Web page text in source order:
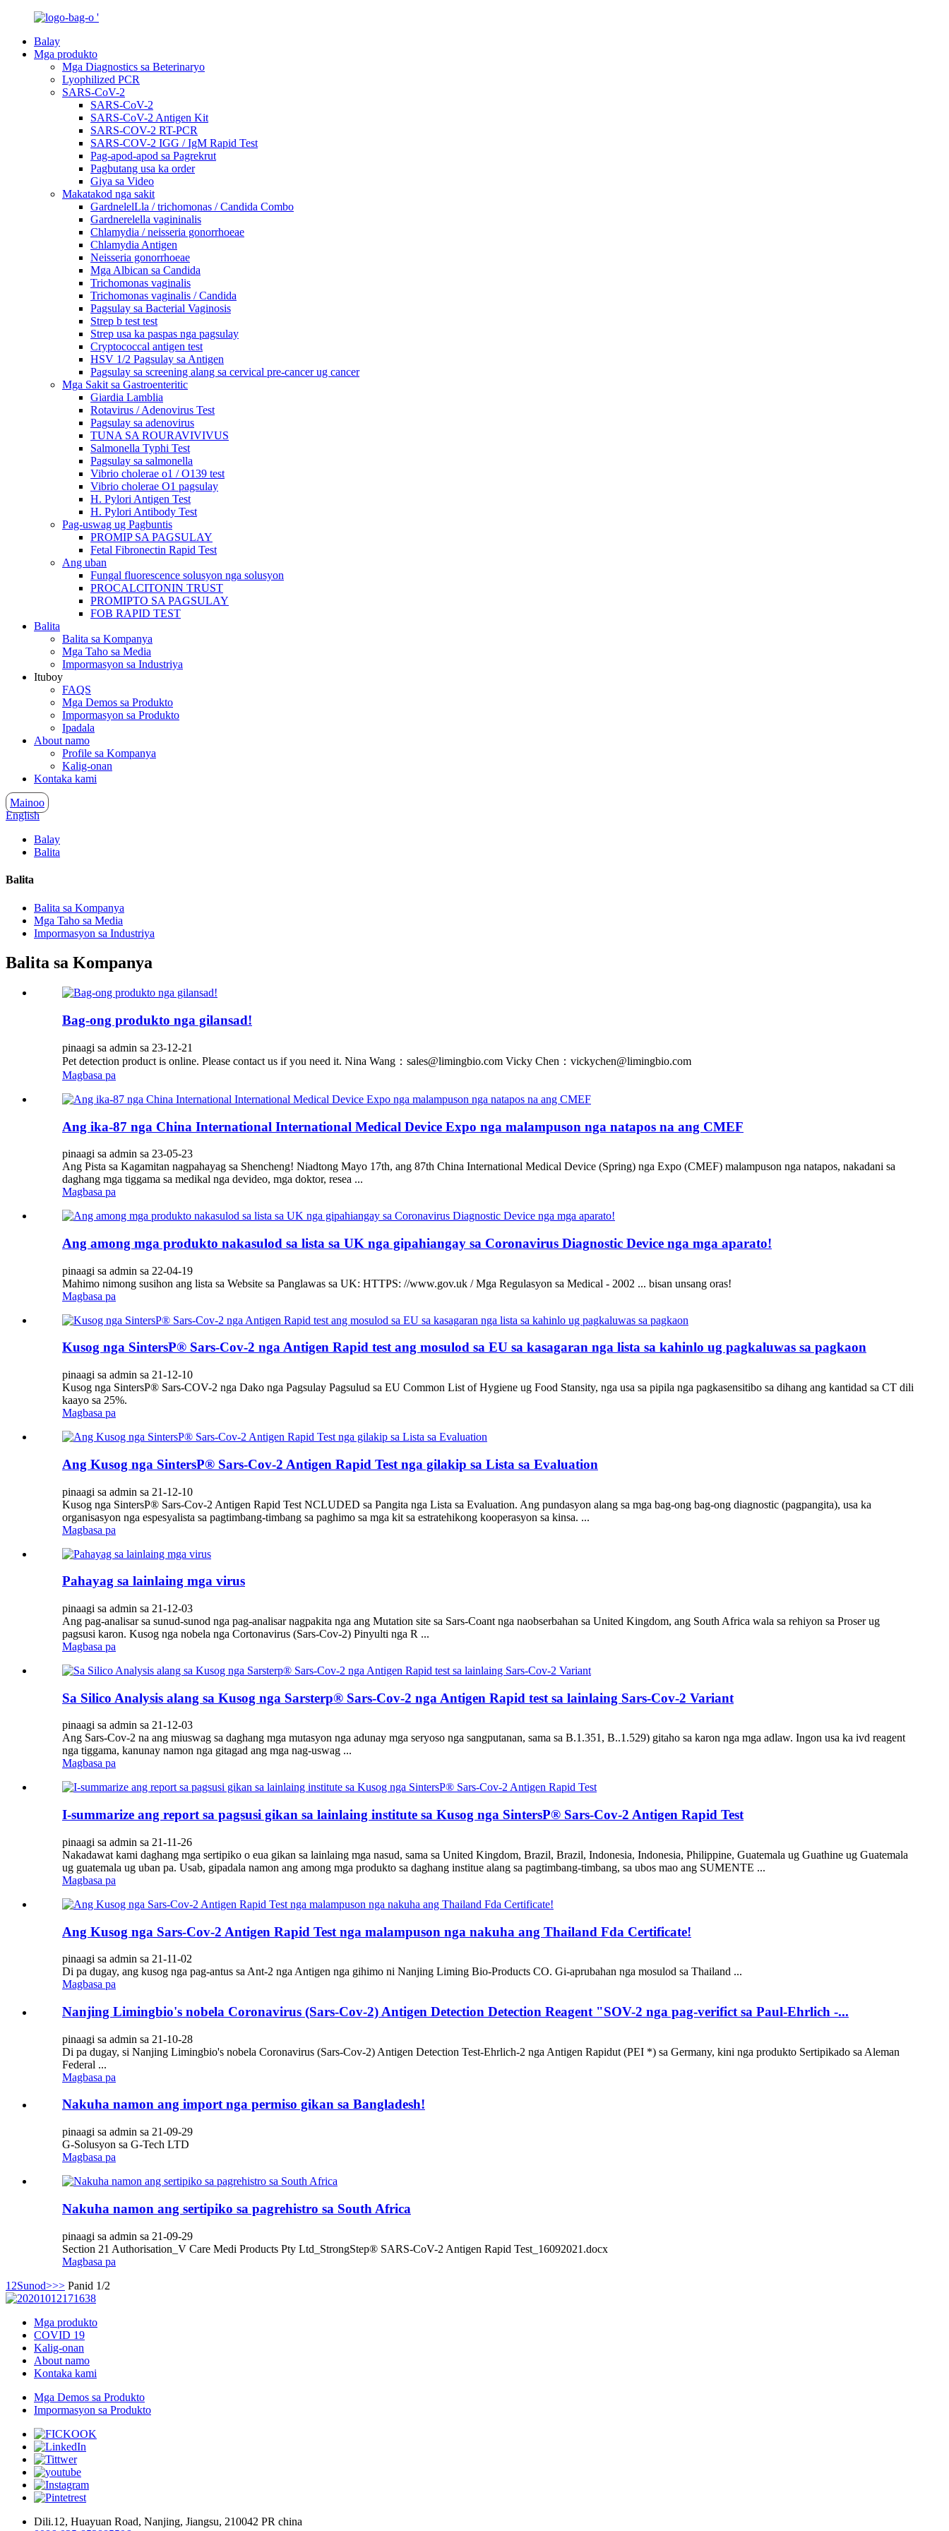
Balay
Mga produkto
Mga Diagnostics sa Beterinaryo
Lyophilized PCR
SARS-CoV-2
SARS-CoV-2
SARS-CoV-2 Antigen Kit
SARS-COV-2 RT-PCR
SARS-COV-2 IGG / IgM Rapid Test
Pag-apod-apod sa Pagrekrut
Pagbutang usa ka order
Giya sa Video
Makatakod nga sakit
GardnelelLla / trichomonas / Candida Combo
Gardnerelella vagininalis
Chlamydia / neisseria gonorrhoeae
Chlamydia Antigen
Neisseria gonorrhoeae
Mga Albican sa Candida
Trichomonas vaginalis
Trichomonas vaginalis / Candida
Pagsulay sa Bacterial Vaginosis
Strep b test test
Strep usa ka paspas nga pagsulay
Cryptococcal antigen test
HSV 1/2 Pagsulay sa Antigen
Pagsulay sa screening alang sa cervical pre-cancer ug cancer
Mga Sakit sa Gastroenteritic
Giardia Lamblia
Rotavirus / Adenovirus Test
Pagsulay sa adenovirus
TUNA SA ROURAVIVIVUS
Salmonella Typhi Test
Pagsulay sa salmonella
Vibrio cholerae o1 / O139 test
Vibrio cholerae O1 pagsulay
H. Pylori Antigen Test
H. Pylori Antibody Test
Pag-uswag ug Pagbuntis
PROMIP SA PAGSULAY
Fetal Fibronectin Rapid Test
Ang uban
Fungal fluorescence solusyon nga solusyon
PROCALCITONIN TRUST
PROMIPTO SA PAGSULAY
FOB RAPID TEST
Balita
Balita sa Kompanya
Mga Taho sa Media
Impormasyon sa Industriya
Ituboy
FAQS
Mga Demos sa Produkto
Impormasyon sa Produkto
Ipadala
About namo
Profile sa Kompanya
Kalig-onan
Kontaka kami
Mainoo
English
Balay
Balita
Balita
Balita sa Kompanya
Mga Taho sa Media
Impormasyon sa Industriya
Balita sa Kompanya
Bag-ong produkto nga gilansad!
pinaagi sa admin sa 23-12-21
Pet detection product is online. Please contact us if you need it. Nina Wang：sales@limingbio.com Vicky Chen：vickychen@limingbio.com
Magbasa pa
Ang ika-87 nga China International International Medical Device Expo nga malampuson nga natapos na ang CMEF
pinaagi sa admin sa 23-05-23
Ang Pista sa Kagamitan nagpahayag sa Shencheng! Niadtong Mayo 17th, ang 87th China International Medical Device (Spring) nga Expo (CMEF) malampuson nga natapos, nakadani sa
daghang mga tiggama sa medikal nga devideo, mga doktor, resea ...
Magbasa pa
Ang among mga produkto nakasulod sa lista sa UK nga gipahiangay sa Coronavirus Diagnostic Device nga mga aparato!
pinaagi sa admin sa 22-04-19
Mahimo nimong susihon ang lista sa Website sa Panglawas sa UK: HTTPS: //www.gov.uk / Mga Regulasyon sa Medical - 2002 ... bisan unsang oras!
Magbasa pa
Kusog nga SintersP® Sars-Cov-2 nga Antigen Rapid test ang mosulod sa EU sa kasagaran nga lista sa kahinlo ug pagkaluwas sa pagkaon
pinaagi sa admin sa 21-12-10
Kusog nga SintersP® Sars-COV-2 nga Dako nga Pagsulay Pagsulud sa EU Common List of Hygiene ug Food Stansity, nga usa sa pipila nga pagkasensitibo sa dihang ang kantidad sa CT dili
kaayo sa 25%.
Magbasa pa
Ang Kusog nga SintersP® Sars-Cov-2 Antigen Rapid Test nga gilakip sa Lista sa Evaluation
pinaagi sa admin sa 21-12-10
Kusog nga SintersP® Sars-Cov-2 Antigen Rapid Test NCLUDED sa Pangita nga Lista sa Evaluation. Ang pundasyon alang sa mga bag-ong bag-ong diagnostic (pagpangita), usa ka
organisasyon nga espesyalista sa pagtimbang-timbang sa paghimo sa mga kit sa estratehikong kooperasyon sa kinsa. ...
Magbasa pa
Pahayag sa lainlaing mga virus
pinaagi sa admin sa 21-12-03
Ang pag-analisar sa sunud-sunod nga pag-analisar nagpakita nga ang Mutation site sa Sars-Coant nga naobserbahan sa United Kingdom, ang South Africa wala sa rehiyon sa Proser ug
pagsusi karon. Kusog nga nobela nga Cortonavirus (Sars-Cov-2) Pinyulti nga R ...
Magbasa pa
Sa Silico Analysis alang sa Kusog nga Sarsterp® Sars-Cov-2 nga Antigen Rapid test sa lainlaing Sars-Cov-2 Variant
pinaagi sa admin sa 21-12-03
Ang Sars-Cov-2 na ang miuswag sa daghang mga mutasyon nga adunay mga seryoso nga sangputanan, sama sa B.1.351, B..1.529) gitaho sa karon nga mga adlaw. Ingon usa ka ivd reagent
nga tiggama, kanunay namon nga gitagad ang mga nag-uswag ...
Magbasa pa
I-summarize ang report sa pagsusi gikan sa lainlaing institute sa Kusog nga SintersP® Sars-Cov-2 Antigen Rapid Test
pinaagi sa admin sa 21-11-26
Nakadawat kami daghang mga sertipiko o eua gikan sa lainlaing mga nasud, sama sa United Kingdom, Brazil, Brazil, Indonesia, Indonesia, Philippine, Guatemala ug Guathine ug Guatemala
ug guatemala ug uban pa. Usab, gipadala namon ang among mga produkto sa daghang institue alang sa pagtimbang-timbang, sa ubos mao ang SUMENTE ...
Magbasa pa
Ang Kusog nga Sars-Cov-2 Antigen Rapid Test nga malampuson nga nakuha ang Thailand Fda Certificate!
pinaagi sa admin sa 21-11-02
Di pa dugay, ang kusog nga pag-antus sa Ant-2 nga Antigen nga gihimo ni Nanjing Liming Bio-Products CO. Gi-aprubahan nga mosulod sa Thailand ...
Magbasa pa
Nanjing Limingbio's nobela Coronavirus (Sars-Cov-2) Antigen Detection Detection Reagent "SOV-2 nga pag-verifict sa Paul-Ehrlich -...
pinaagi sa admin sa 21-10-28
Di pa dugay, si Nanjing Limingbio's nobela Coronavirus (Sars-Cov-2) Antigen Detection Test-Ehrlich-2 nga Antigen Rapidut (PEI *) sa Germany, kini nga produkto Sertipikado sa Aleman
Federal ...
Magbasa pa
Nakuha namon ang import nga permiso gikan sa Bangladesh!
pinaagi sa admin sa 21-09-29
G-Solusyon sa G-Tech LTD
Magbasa pa
Nakuha namon ang sertipiko sa pagrehistro sa South Africa
pinaagi sa admin sa 21-09-29
Section 21 Authorisation_V Care Medi Products Pty Ltd_StrongStep® SARS-CoV-2 Antigen Rapid Test_16092021.docx
Magbasa pa
1 2Sunod>>> Panid 1/2
Mga produkto
COVID 19
Kalig-onan
About namo
Kontaka kami
Mga Demos sa Produkto
Impormasyon sa Produkto
Dili.12, Huayuan Road, Nanjing, Jiangsu, 210042 PR china